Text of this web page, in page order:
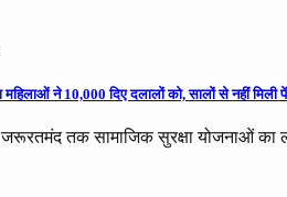
महिलाओं ने 10,000 दिए दलालों को, सालों से नहीं
तक सामाजिक सुरक्षा योजनाओं